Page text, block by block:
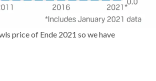
price of Ende 2021 so we have